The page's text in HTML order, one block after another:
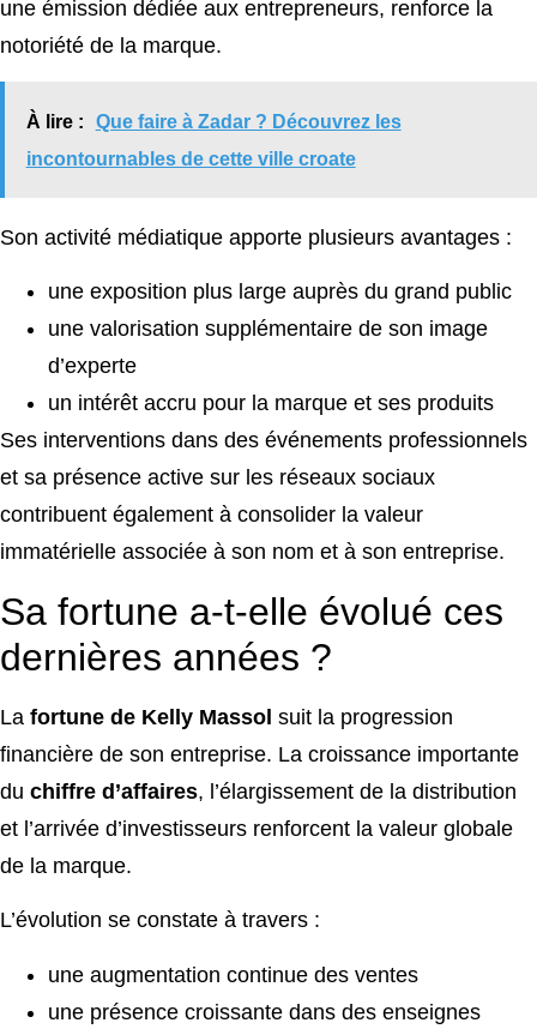
une émission dédiée aux entrepreneurs, renforce la
notoriété de la marque.
À lire :
Que faire à Zadar ? Découvrez les
incontournables de cette ville croate
Son activité médiatique apporte plusieurs avantages :
une exposition plus large auprès du grand public
une valorisation supplémentaire de son image
d’experte
un intérêt accru pour la marque et ses produits
Ses interventions dans des événements professionnels
et sa présence active sur les réseaux sociaux
contribuent également à consolider la valeur
immatérielle associée à son nom et à son entreprise.
Sa fortune a-t-elle évolué ces
dernières années ?
La fortune de Kelly Massol suit la progression
financière de son entreprise. La croissance importante
du chiffre d’affaires, l’élargissement de la distribution
et l’arrivée d’investisseurs renforcent la valeur globale
de la marque.
L’évolution se constate à travers :
une augmentation continue des ventes
une présence croissante dans des enseignes